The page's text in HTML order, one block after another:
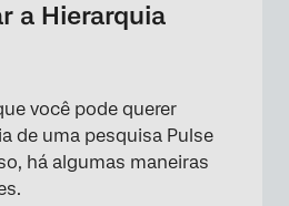
×
a Hierarquia
você pode querer
de uma pesquisa Pulse
há algumas maneiras